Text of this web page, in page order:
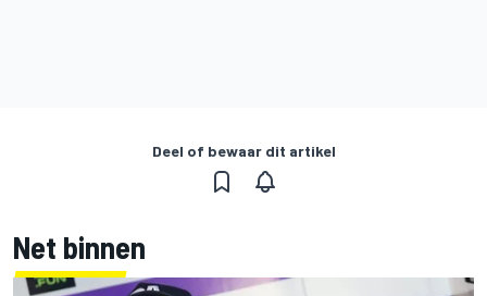
Deel of bewaar dit artikel
Net binnen